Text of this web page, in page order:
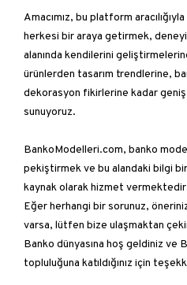
Amacımız, bu platform
herkesi bir araya getirmek,
alanında kendilerini
ürünlerden tasarım trendlerine,
dekorasyon fikirlerine kadar
sunuyoruz.
BankoModelleri.com, banko
pekiştirmek ve bu alandaki bilgi
kaynak olarak hizmet
Eğer herhangi bir sorunuz,
varsa, lütfen bize ulaşmaktan
Banko dünyasına hoş geldiniz ve
topluluğuna katıldığınız için